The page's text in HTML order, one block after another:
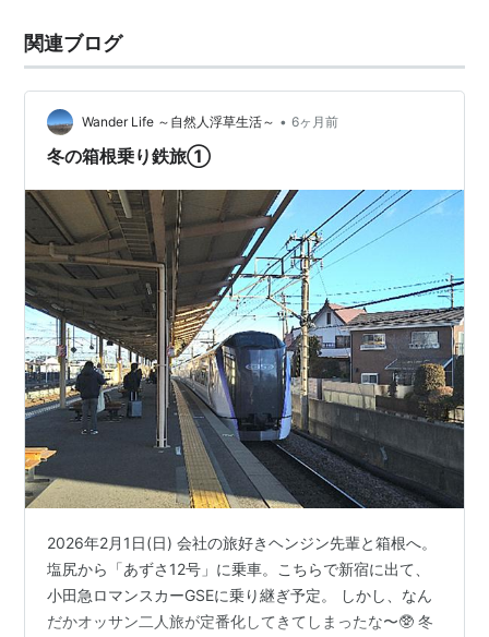
関連ブログ
Wander Life ～自然人浮草生活～ • 6ヶ月前
冬の箱根乗り鉄旅①
2026年2月1日(日) 会社の旅好きヘンジン先輩と箱根へ。
塩尻から「あずさ12号」に乗車。こちらで新宿に出て、
小田急ロマンスカーGSEに乗り継ぎ予定。 しかし、なん
だかオッサン二人旅が定番化してきてしまったな〜🥸 冬